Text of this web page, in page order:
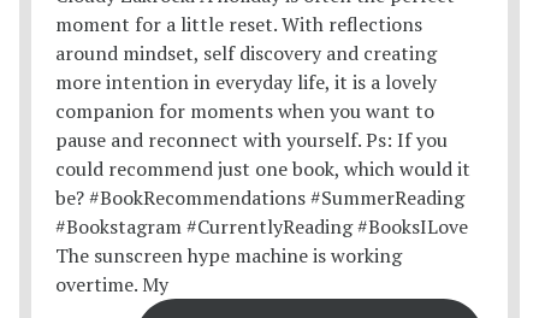
The sunscreen hype machine is working
overtime. My